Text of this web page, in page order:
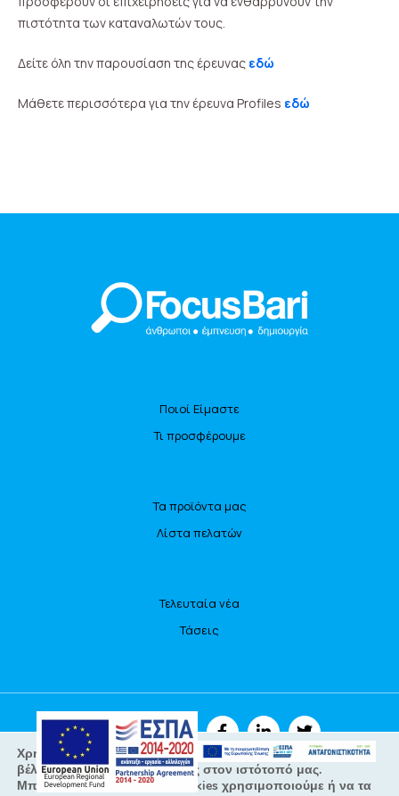
πιστότητα των καταναλωτών τους.
Δείτε όλη την παρουσίαση της έρευνας εδώ
Μάθετε περισσότερα για την έρευνα Profiles εδώ
Ποιοί Είμαστε
Τι προσφέρουμε
Τα προϊόντα μας
Λίστα πελατών
Τελευταία νέα
Τάσεις
ΑΚΟΛΟΥΘΗΣΤΕ ΜΑΣ
Χρησιμοποιούμε cookies για να σας προσφέρουμε τη
βέλτιστη εμπειρία πλοήγησης στον ιστότοπό μας.
Μπορείτε να μάθετε ποια cookies χρησιμοποιούμε ή να τα